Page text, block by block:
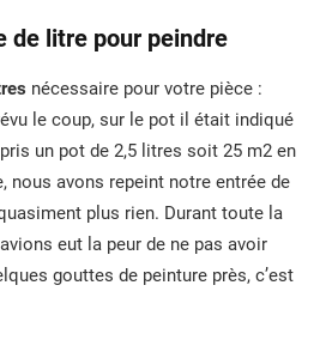
de litre pour peindre
nécessaire pour votre pièce :
le coup, sur le pot il était indiqué
un pot de 2,5 litres soit 25 m2 en
nous avons repeint notre entrée de
plus rien. Durant toute la
eut la peur de ne pas avoir
gouttes de peinture près, c’est